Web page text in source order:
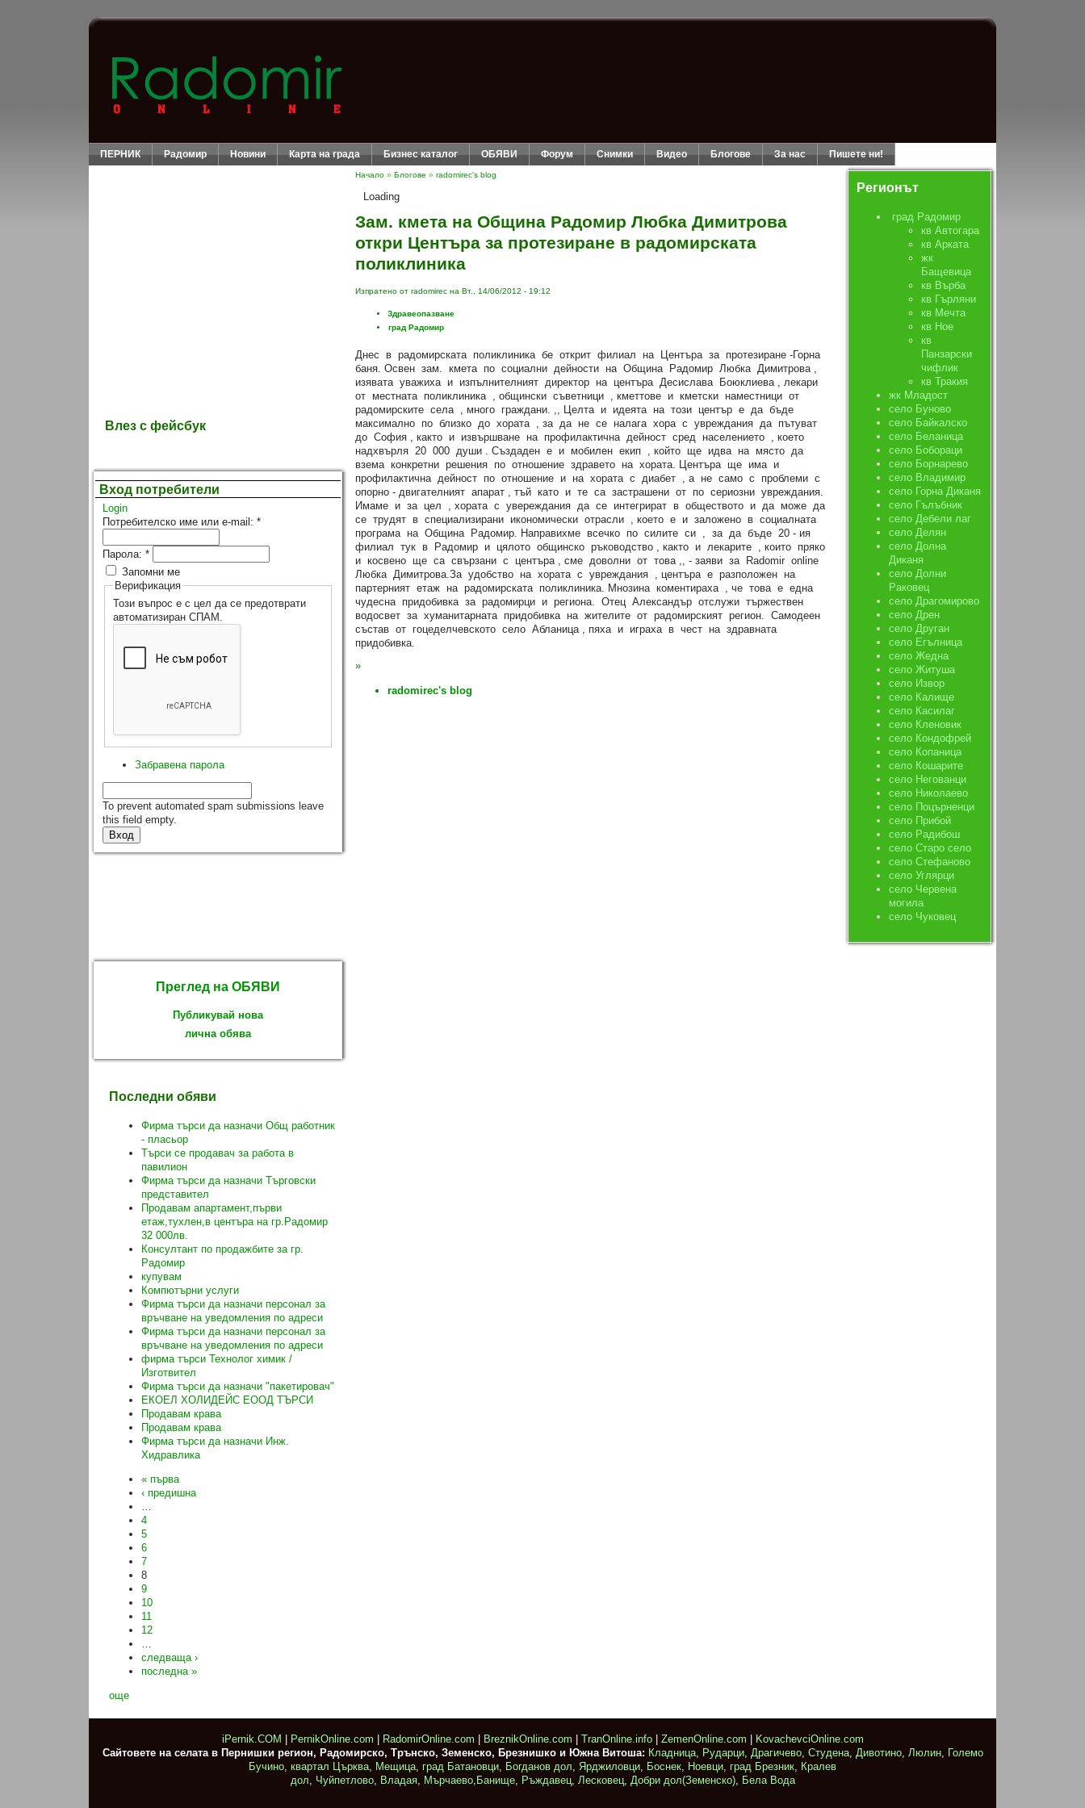
ПЕРНИК Радомир Новини Карта на града Бизнес каталог ОБЯВИ Форум Снимки Видео Блогове За нас Пишете ни!
Влез с фейсбук
Вход потребители
Login
Потребителско име или e-mail: *
Парола: *
Запомни ме
Верификация
Този въпрос е с цел да се предотврати
автоматизиран СПАМ.
Забравена парола
To prevent automated spam submissions leave
this field empty.
Преглед на ОБЯВИ
Публикувай нова
лична обява
Последни обяви
Фирма търси да назначи Общ работник
- пласьор
Търси се продавач за работа в
павилион
Фирма търси да назначи Търговски
представител
Продавам апартамент,първи
етаж,тухлен,в центъра на гр.Радомир
32 000лв.
Консултант по продажбите за гр.
Радомир
купувам
Компютърни услуги
Фирма търси да назначи персонал за
връчване на уведомления по адреси
Фирма търси да назначи персонал за
връчване на уведомления по адреси
фирма търси Технолог химик /
Изготвител
Фирма търси да назначи "пакетировач"
ЕКОЕЛ ХОЛИДЕЙС ЕООД ТЪРСИ
Продавам крава
Продавам крава
Фирма търси да назначи Инж.
Хидравлика
« първа
‹ предишна
…
4
5
6
7
8
9
10
11
12
…
следваща ›
последна »
още
Начало » Блогове » radomirec's blog
Loading
Зам. кмета на Община Радомир Любка Димитрова
откри Центъра за протезиране в радомирската
поликлиника
Изпратено от radomirec на Вт., 14/06/2012 - 19:12
Здравеопазване
град Радомир
Днес в радомирската поликлиника бе открит филиал на Центъра за протезиране -Горна
баня. Освен зам. кмета по социални дейности на Община Радомир Любка Димитрова ,
изявата уважиха и изпълнителният директор на центъра Десислава Боюклиева , лекари
от местната поликлиника , общински съветници , кметтове и кметски наместници от
радомирските села , много граждани. ,, Целта и идеята на този център е да бъде
максимално по близко до хората , за да не се налага хора с увреждания да пътуват
до София , както и извършване на профилактична дейност сред населението , което
надхвърля 20 000 души . Създаден е и мобилен екип , който ще идва на място да
взема конкретни решения по отношение здравето на хората. Центъра ще има и
профилактична дейност по отношение и на хората с диабет , а не само с проблеми с
опорно - двигателният апарат , тъй като и те са застрашени от по сериозни увреждания.
Имаме и за цел , хората с увереждания да се интегрират в обществото и да може да
се трудят в специализирани икономически отрасли , което е и заложено в социалната
програма на Община Радомир. Направихме всечко по силите си , за да бъде 20 - ия
филиaл тук в Радомир и цялото общинско ръководство , както и лекарите , които пряко
и косвено ще са свързани с центъра , сме доволни от това ,, - заяви за Radomir online
Любка Димитрова.За удобство на хората с увреждания , центъра е разположен на
партерният етаж на радомирската поликлиника. Мнозина коментираха , че това е една
чудесна придобивка за радомирци и региона. Отец Александър отслужи тържествен
водосвет за хуманитарната придобивка на жителите от радомирският регион. Самодеен
състав от гоцеделчевското село Абланица , пяха и играха в чест на здравната
придобивка.
»
radomirec's blog
Регионът
град Радомир
кв Автогара
кв Арката
жк
Бащевица
кв Върба
кв Гърляни
кв Мечта
кв Ное
кв
Панзарски
чифлик
кв Тракия
жк Младост
село Буново
село Байкалско
село Беланица
село Бобораци
село Борнарево
село Владимир
село Горна Диканя
село Гълъбник
село Дебели лаг
село Делян
село Долна
Диканя
село Долни
Раковец
село Драгомирово
село Дрен
село Друган
село Егълница
село Жедна
село Житуша
село Извор
село Калище
село Касилаг
село Кленовик
село Кондофрей
село Копаница
село Кошарите
село Негованци
село Николаево
село Поцърненци
село Прибой
село Радибош
село Старо село
село Стефаново
село Углярци
село Червена
могила
село Чуковец
iPernik.COM PernikOnline.com RadomirOnline.com BreznikOnline.com TranOnline.info| ZemenOnline.com
KovachevciOnline.com
Сайтовете на селата в Пернишки регион, Радомирско, Трънско, Земенско, Брезнишко и Южна Витоша: Кладница, Рударци, Драгичево, Студена, Дивотино, Люлин,
Големо
Бучино квартал Църква Мещица град Батановци Богданов дол Ярджиловци Боснек Ноевци град Брезник
Кралев
дол
Чуйпетлово, Владая, Мърчаево, Банище, Ръждавец, Лесковец, Добри дол(Земенско), Бела Вода